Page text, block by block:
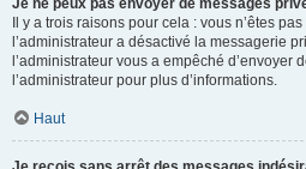
Je ne peux pas envoyer de messages
Il y a trois raisons pour cela : vous n’êtes
l’administrateur a désactivé la messagerie
l’administrateur vous a empêché d’envoyer
l’administrateur pour plus d’informations.
Haut